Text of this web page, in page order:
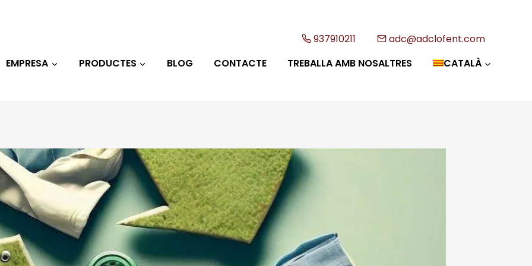
937910211
adc@adclofent.com
EMPRESA PRODUCTES BLOG CONTACTE TREBALLA AMB NOSALTRES CATALÀ